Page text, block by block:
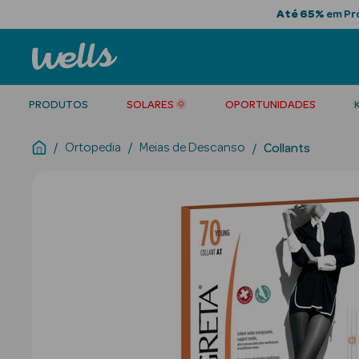
Até 65% em
PRODUTOS SOLARES 🌞 OPORTUNIDADES
Ortopedia Meias de Descanso Collants